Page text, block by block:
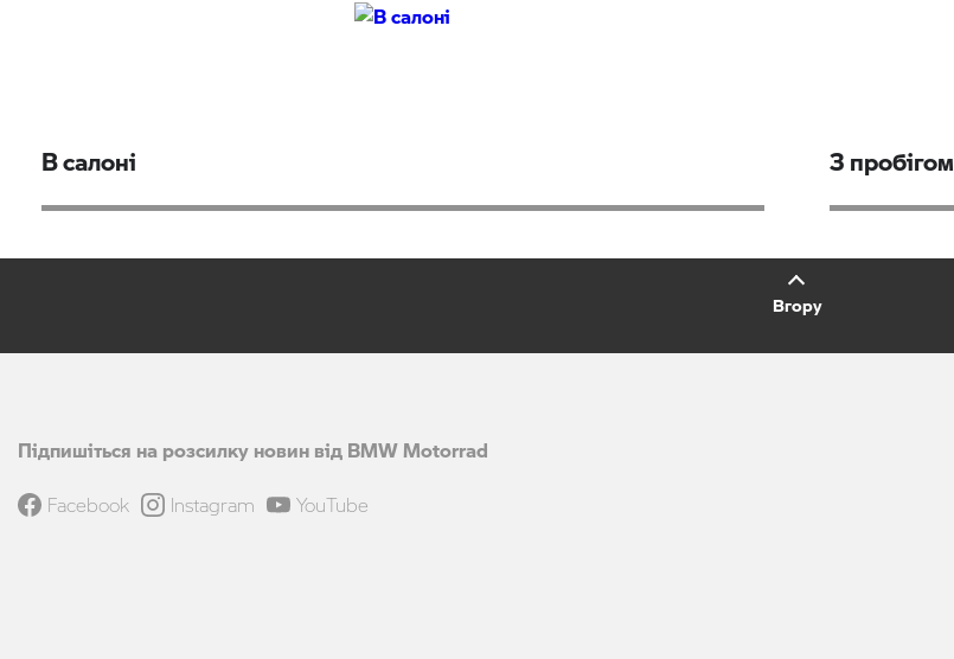
В салоні З пробігом
Вгору
Підпишіться на розсилку новин від BMW Motorrad
Facebook Instagram YouTube